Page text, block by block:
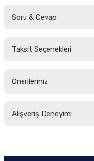
Soru & Cevap
Taksit Seçenekleri
Önerileriniz
yetersiz gördüğünüz
Alışveriş Deneyimi
Sitemize